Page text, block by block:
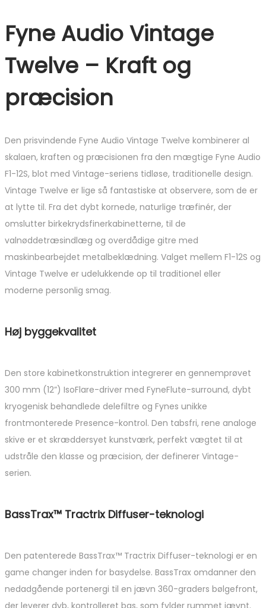
Fyne Audio Vintage
Twelve – Kraft og
præcision
Den prisvindende Fyne Audio Vintage Twelve kombinerer al
skalaen, kraften og præcisionen fra den mægtige Fyne Audio
F1-12S, blot med Vintage-seriens tidløse, traditionelle design.
Vintage Twelve er lige så fantastiske at observere, som de er
at lytte til. Fra det dybt kornede, naturlige træfinér, der
omslutter birkekrydsfinerkabinetterne, til de
valnøddetræsindlæg og overdådige gitre med
maskinbearbejdet metalbeklædning. Valget mellem F1-12S og
Vintage Twelve er udelukkende op til traditionel eller
moderne personlig smag.
Høj byggekvalitet
Den store kabinetkonstruktion integrerer en gennemprøvet
300 mm (12”) IsoFlare-driver med FyneFlute-surround, dybt
kryogenisk behandlede delefiltre og Fynes unikke
frontmonterede Presence-kontrol. Den tabsfri, rene analoge
skive er et skræddersyet kunstværk, perfekt vægtet til at
udstråle den klasse og præcision, der definerer Vintage-
serien.
BassTrax™ Tractrix Diffuser-teknologi
Den patenterede BassTrax™ Tractrix Diffuser-teknologi er en
game changer inden for basydelse. BassTrax omdanner den
nedadgående portenergi til en jævn 360-graders bølgefront,
der leverer dyb, kontrolleret bas, som fylder rummet jævnt.